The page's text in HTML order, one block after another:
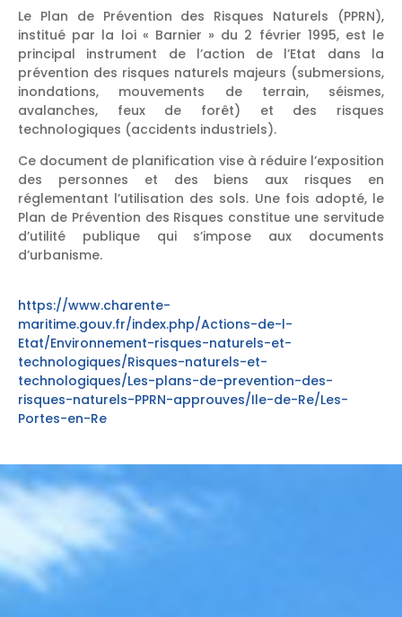
Le Plan de Prévention des Risques Naturels (PPRN),
institué par la loi « Barnier » du 2 février 1995, est le
principal instrument de l’action de l’Etat dans la
prévention des risques naturels majeurs (submersions,
inondations, mouvements de terrain, séismes,
avalanches, feux de forêt) et des risques
technologiques (accidents industriels).
Ce document de planification vise à réduire l’exposition
des personnes et des biens aux risques en
réglementant l’utilisation des sols. Une fois adopté, le
Plan de Prévention des Risques constitue une servitude
d’utilité publique qui s’impose aux documents
d’urbanisme.
https://www.charente-
maritime.gouv.fr/index.php/Actions-de-l-
Etat/Environnement-risques-naturels-et-
technologiques/Risques-naturels-et-
technologiques/Les-plans-de-prevention-des-
risques-naturels-PPRN-approuves/Ile-de-Re/Les-
Portes-en-Re